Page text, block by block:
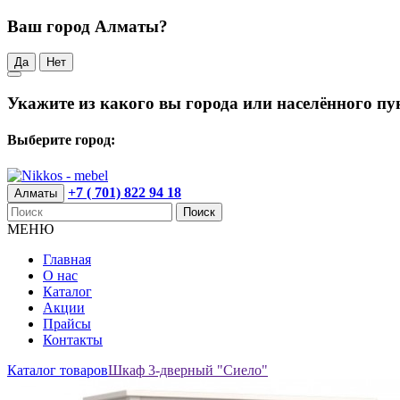
Ваш город Алматы?
Да Нет
Укажите из какого вы города или населённого
Выберите город:
Алматы +7 ( 701) 822 94 18
Поиск
МЕНЮ
Главная
О нас
Каталог
Акции
Прайсы
Контакты
Каталог товаровШкаф 3-дверный "Сиело"